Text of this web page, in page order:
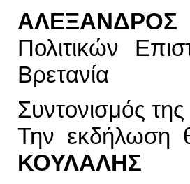
Πολιτικών
Βρετανία
Συντονισμός
Την εκδήλωση
ΚΟΥΛΑΛΗΣ